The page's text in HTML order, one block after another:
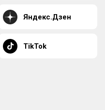
Яндекс.Дзен
TikTok